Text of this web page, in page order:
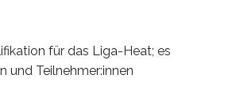
für das Liga-Heat; es
und Teilnehmer:innen